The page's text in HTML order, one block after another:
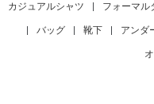
カジュアルシャツ フォーマル
バッグ 靴下 アンダ